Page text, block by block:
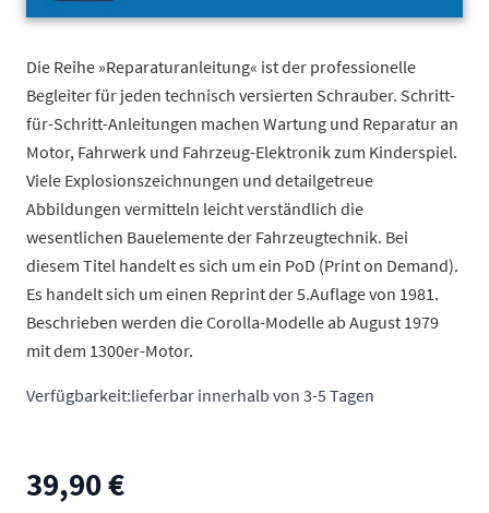
Die Reihe »Reparaturanleitung« ist der professionelle
Begleiter für jeden technisch versierten Schrauber. Schritt-
für-Schritt-Anleitungen machen Wartung und Reparatur an
Motor, Fahrwerk und Fahrzeug-Elektronik zum Kinderspiel.
Viele Explosionszeichnungen und detailgetreue
Abbildungen vermitteln leicht verständlich die
wesentlichen Bauelemente der Fahrzeugtechnik. Bei
diesem Titel handelt es sich um ein PoD (Print on Demand).
Es handelt sich um einen Reprint der 5.Auflage von 1981.
Beschrieben werden die Corolla-Modelle ab August 1979
mit dem 1300er-Motor.
Verfügbarkeit:lieferbar innerhalb von 3-5 Tagen
39,90 €